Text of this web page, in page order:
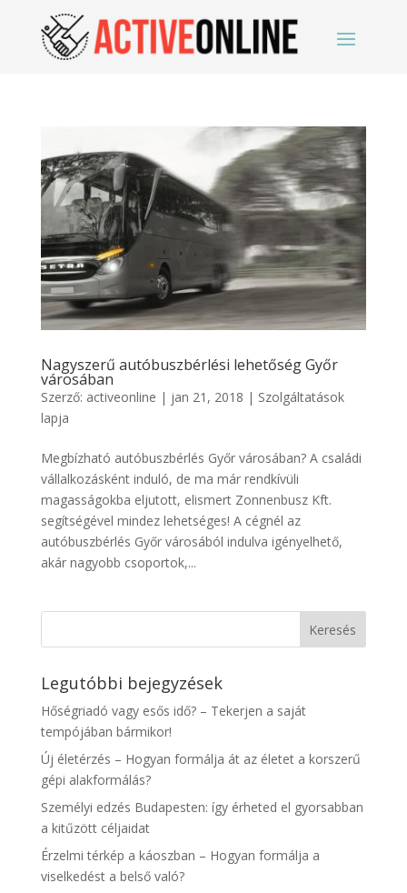
Nagyszerű autóbuszbérlési lehetőség Győr
városában
Szerző: activeonline | jan 21, 2018 | Szolgáltatások
lapja
Megbízható autóbuszbérlés Győr városában? A családi
vállalkozásként induló, de ma már rendkívüli
magasságokba eljutott, elismert Zonnenbusz Kft.
segítségével mindez lehetséges! A cégnél az
autóbuszbérlés Győr városából indulva igényelhető,
akár nagyobb csoportok,...
Legutóbbi bejegyzések
Hőségriadó vagy esős idő? – Tekerjen a saját
tempójában bármikor!
Új életérzés – Hogyan formálja át az életet a korszerű
gépi alakformálás?
Személyi edzés Budapesten: így érheted el gyorsabban
a kitűzött céljaidat
Érzelmi térkép a káoszban – Hogyan formálja a
viselkedést a belső való?